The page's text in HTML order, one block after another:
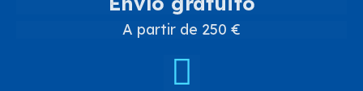
A partir de 250 €